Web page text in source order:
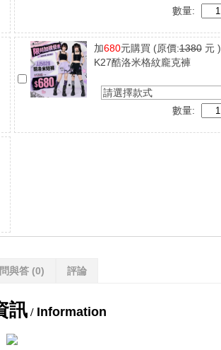
數量:
加680元購買 (原價:1380元 )
K27酷洛米格紋龐克褲
請選擇款式
數量:
問與答 (0) 評論